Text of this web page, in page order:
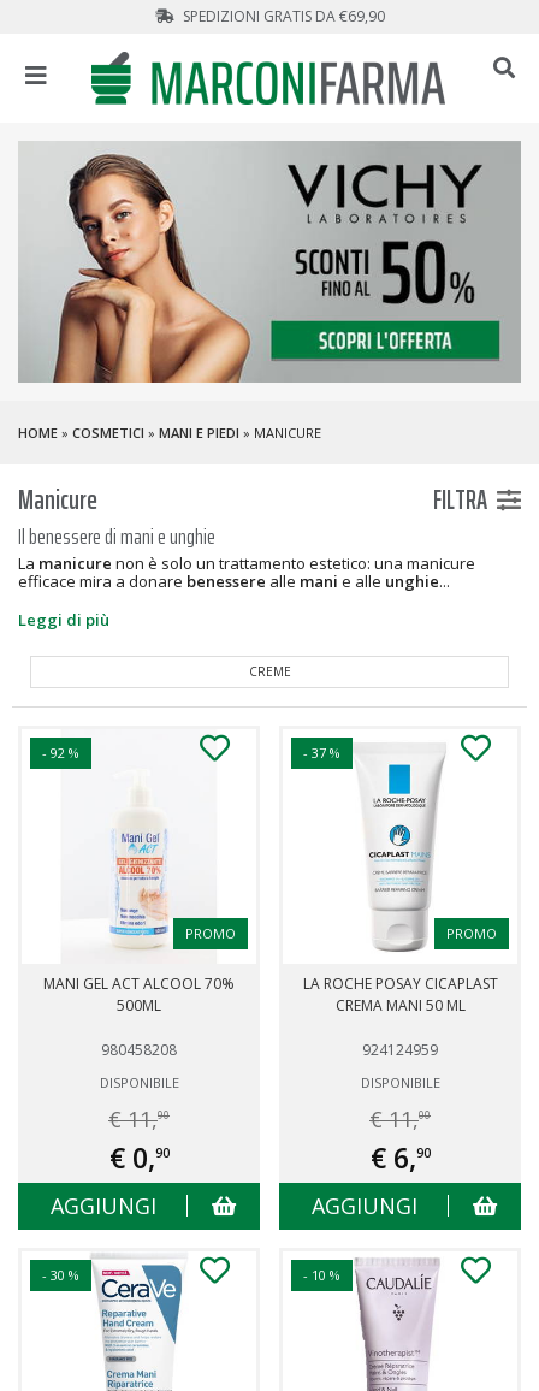
SPEDIZIONI GRATIS DA €69,90
HOME » COSMETICI » MANI E PIEDI » MANICURE
Manicure FILTRA
Il benessere di mani e unghie
La manicure non è solo un trattamento estetico: una manicure
efficace mira a donare benessere alle mani e alle unghie...
Leggi di più
SMALTI
- 92 %
PROMO
MANI GEL ACT ALCOOL 70%
500ML
980458208
DISPONIBILE
€ 11,90
€ 0,90
AGGIUNGI
- 37 %
PROMO
LA ROCHE POSAY CICAPLAST
CREMA MANI 50 ML
924124959
DISPONIBILE
€ 11,00
€ 6,90
AGGIUNGI
- 30 % - 10 %